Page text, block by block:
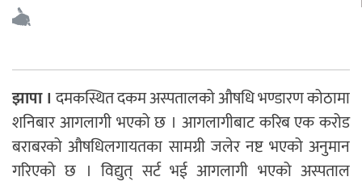
झापा ।दमकस्थित दकम अस्पतालको औषधि भण्डारण कोठामा
शनिबार आगलागी भएको छ । आगलागीबाट करिब एक करोड
बराबरको औषधिलगायतका सामग्री जलेर नष्ट भएको अनुमान
गरिएको छ । विद्युत् सर्ट भई आगलागी भएको अस्पताल